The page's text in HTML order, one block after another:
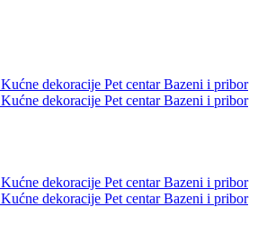
Kućne dekoracije Pet centarBazeni i pribor
Kućne dekoracije Pet centarBazeni i pribor
Kućne dekoracije Pet centarBazeni i pribor
Kućne dekoracije Pet centarBazeni i pribor